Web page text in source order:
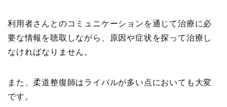
利用者さんとのコミュニケーションを通じて治療に必
要な情報を聴取しながら、原因や症状を探って治療し
なければなりません。
また、柔道整復師はライバルが多い点においても大変
です。